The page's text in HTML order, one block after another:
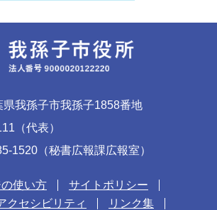
我孫子市我孫子1858番地
（代表）
1520（秘書広報課広報室）
使い方
サイトポリシー
クセシビリティ
リンク集